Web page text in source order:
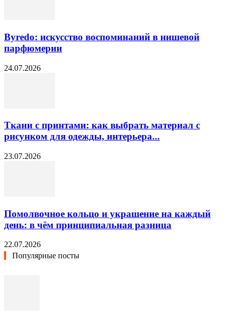
Byredo: искусство воспоминаний в нишевой
парфюмерии
24.07.2026
Ткани с принтами: как выбрать материал с
рисунком для одежды, интерьера...
23.07.2026
Помолвочное кольцо и украшение на каждый
день: в чём принципиальная разница
22.07.2026
Популярные посты